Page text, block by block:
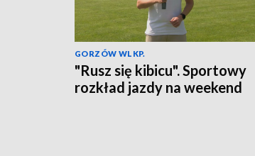
GORZÓW WLKP.
"Rusz się kibicu". Sportowy
rozkład jazdy na weekend